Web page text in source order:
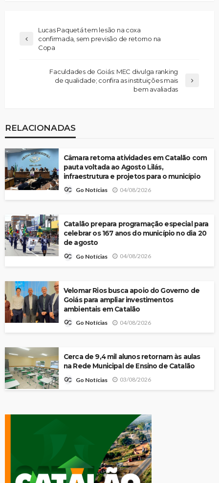
Lucas Paquetá tem lesão na coxa
confirmada, sem previsão de retorno na
Copa
Faculdades de Goiás: MEC divulga ranking
de qualidade; confira as instituições mais
bem avaliadas
RELACIONADAS
Câmara retoma atividades em Catalão com
pauta voltada ao Agosto Lilás,
infraestrutura e projetos para o município
Go Notícias 04/08/2026
Catalão prepara programação especial para
celebrar os 167 anos do município no dia 20
de agosto
Go Notícias 04/08/2026
Velomar Rios busca apoio do Governo de
Goiás para ampliar investimentos
ambientais em Catalão
Go Notícias 04/08/2026
Cerca de 9,4 mil alunos retornam às aulas
na Rede Municipal de Ensino de Catalão
Go Notícias 03/08/2026